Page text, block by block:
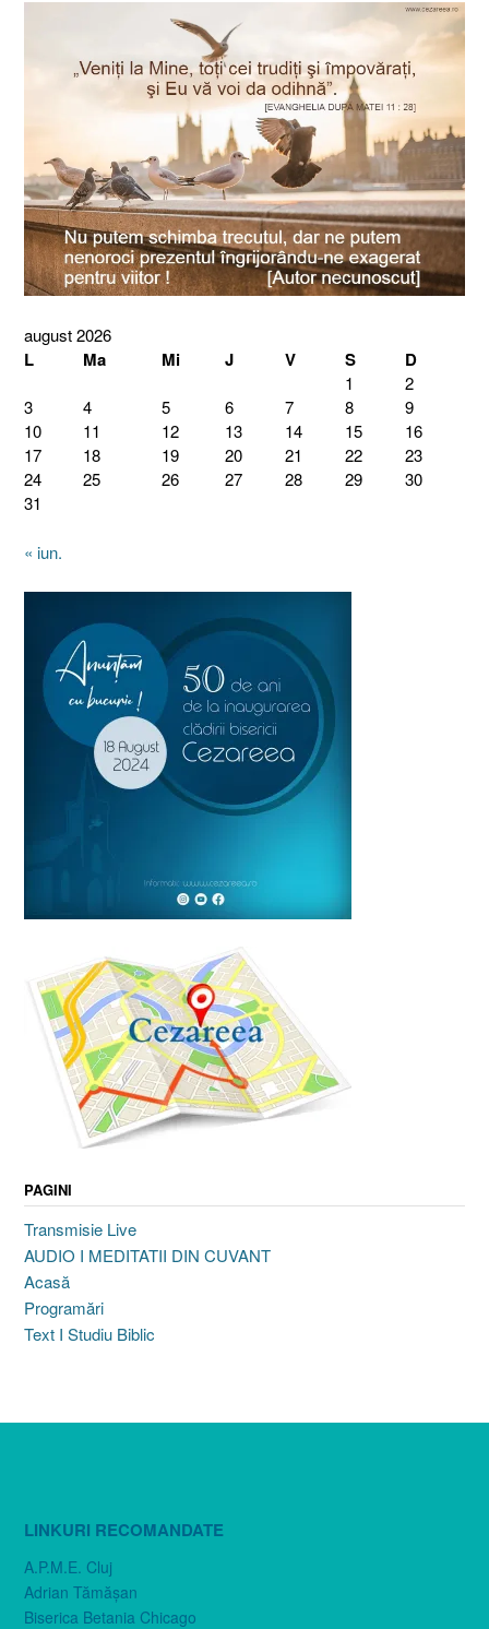
august 2026
L Ma Mi J V S D
1
2
3
4 5 6 7 8
9
10
11 12 13 14 15
16
17
18 19 20 21 22
23
24
25 26 27 28 29
30
31
« iun.
PAGINI
Transmisie Live
AUDIO I MEDITATII DIN CUVANT
Acasă
Programări
Text I Studiu Biblic
LINKURI RECOMANDATE
A.P.M.E. Cluj
Adrian Tămăşan
Biserica Betania Chicago